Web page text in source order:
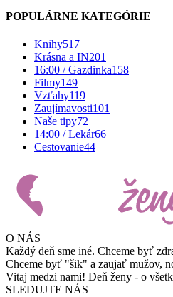
POPULÁRNE KATEGÓRIE
Knihy517
Krásna a IN201
16:00 / Gazdinka158
Filmy149
Vzťahy119
Zaujímavosti101
Naše tipy72
14:00 / Lekár66
Cestovanie44
O NÁS
Každý deň sme iné. Chceme byť
Chceme byť "šik" a zaujať mužov,
Vitaj medzi nami! Deň ženy - o
SLEDUJTE NÁS